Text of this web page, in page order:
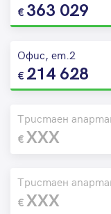
363 029
Офис, ет.2
214 628
Тристаен
XXX
Тристаен
XXX